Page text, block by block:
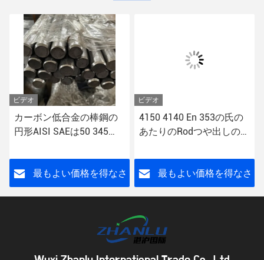
ビデオ
カーボン低合金の棒鋼の
円形AISI SAEは50 345
別にする
最もよい価格を得なさ
ビデオ
4150 4140 En 353の氏の
あたりのRodつや出しの合
造業者
最もよい価格を得なさ